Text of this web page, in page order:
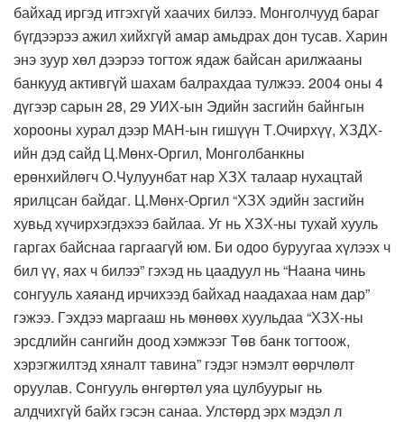
байхад иргэд итгэхгүй хаачих билээ. Монголчууд бараг
бүгдээрээ ажил хийхгүй амар амьдрах дон тусав. Харин
энэ зуур хөл дээрээ тогтож ядаж байсан арилжааны
банкууд активгүй шахам балрахдаа тулжээ. 2004 оны 4
дүгээр сарын 28, 29 УИХ-ын Эдийн засгийн байнгын
хорооны хурал дээр МАН-ын гишүүн Т.Очирхүү, ХЗДХ-
ийн дэд сайд Ц.Мөнх-Оргил, Монголбанкны
ерөнхийлөгч О.Чулуунбат нар ХЗХ талаар нухацтай
ярилцсан байдаг. Ц.Мөнх-Оргил “ХЗХ эдийн засгийн
хувьд хүчирхэгдэхээ байлаа. Уг нь ХЗХ-ны тухай хууль
гаргах байснаа гаргаагүй юм. Би одоо буруугаа хүлээх ч
бил үү, яах ч билээ” гэхэд нь цаадуул нь “Наана чинь
сонгууль хаяанд ирчихээд байхад наадахаа нам дар”
гэжээ. Гэхдээ маргааш нь мөнөөх хуульдаа “ХЗХ-ны
эрсдлийн сангийн доод хэмжээг Төв банк тогтоож,
хэрэгжилтэд хяналт тавина” гэдэг нэмэлт өөрчлөлт
оруулав. Сонгууль өнгөртөл уяа цулбуурыг нь
алдчихгүй байх гэсэн санаа. Улстөрд эрх мэдэл л